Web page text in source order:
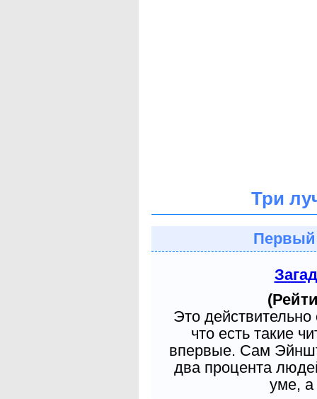
Три
Это
что есть такие
впервые. Сам
два процента
уме, а